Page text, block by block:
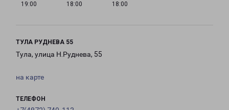
19:00
18:00
18:00
ТУЛА РУДНЕВА 55
Тула, улица Н.Руднева, 55
на карте
ТЕЛЕФОН